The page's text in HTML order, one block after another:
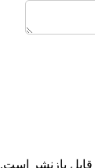
قابل بازنشر است.